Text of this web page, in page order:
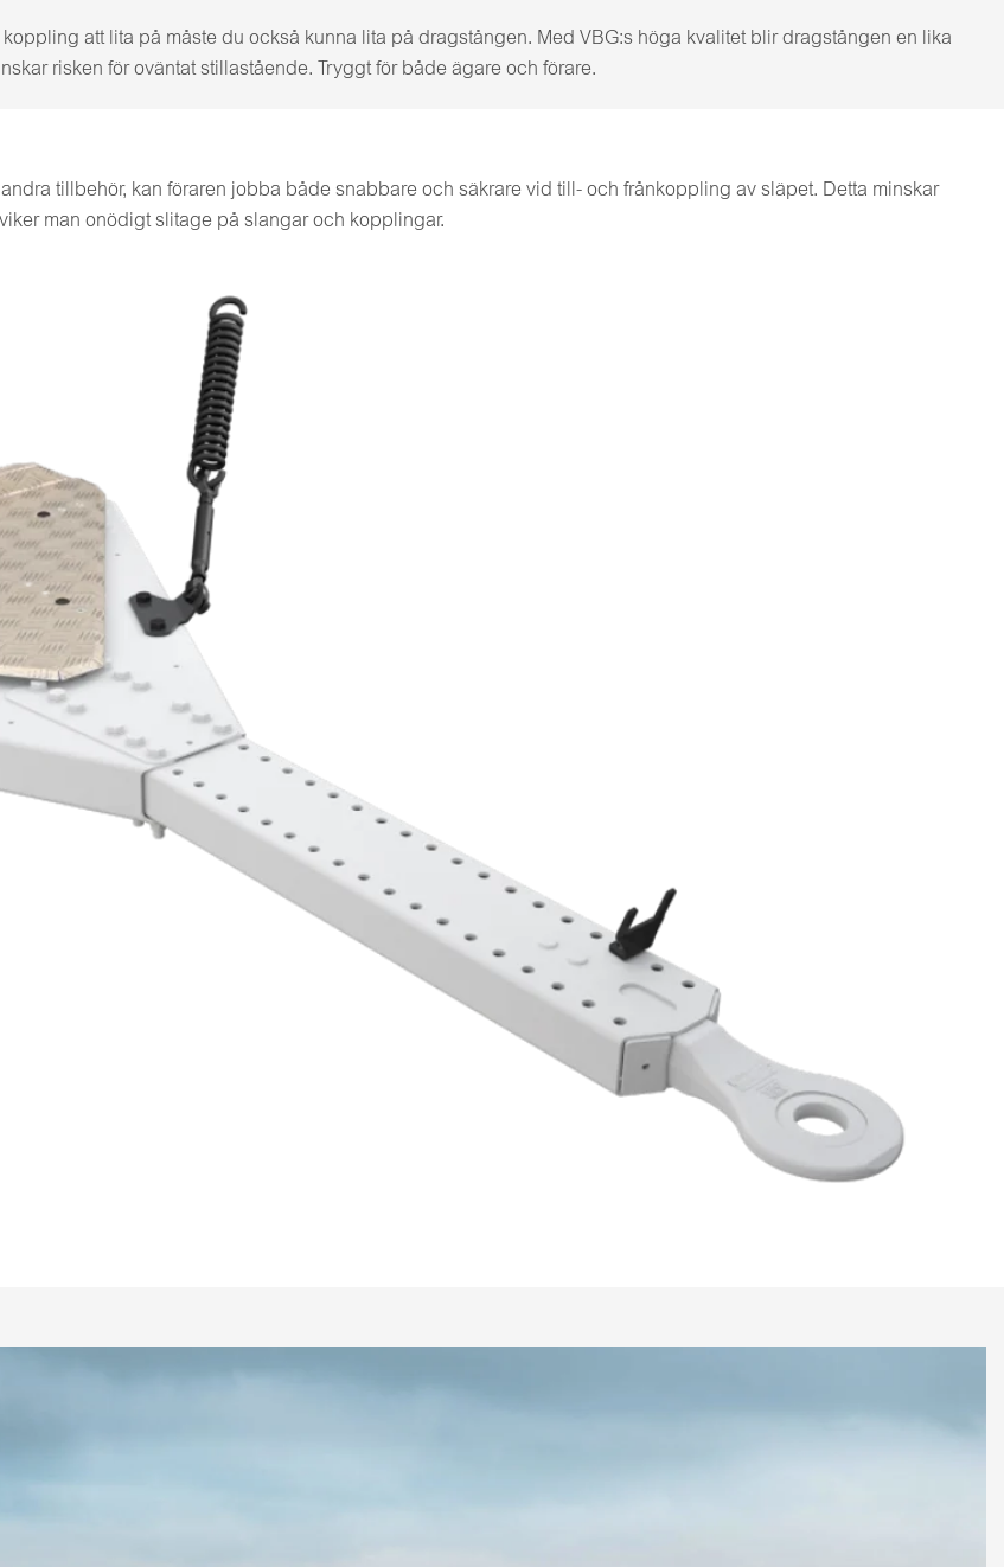
att lita på måste du också kunna lita på dragstången. Med VBG:s höga kvalitet blir dragstången en lika
risken för oväntat stillastående. Tryggt för både ägare och förare.
tillbehör, kan föraren jobba både snabbare och säkrare vid till- och frånkoppling av släpet. Detta minskar
man onödigt slitage på slangar och kopplingar.